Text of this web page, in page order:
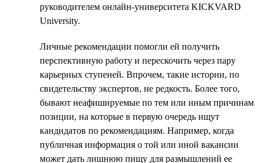
руководителем онлайн-университета KICKVARD
University.
Личные рекомендации помогли ей получить
перспективную работу и перескочить через пару
карьерных ступеней. Впрочем, такие истории, по
свидетельству экспертов, не редкость. Более того,
бывают неафишируемые по тем или иным причинам
позиции, на которые в первую очередь ищут
кандидатов по рекомендациям. Например, когда
публичная информация о той или иной вакансии
может дать лишнюю пищу для размышлений ее